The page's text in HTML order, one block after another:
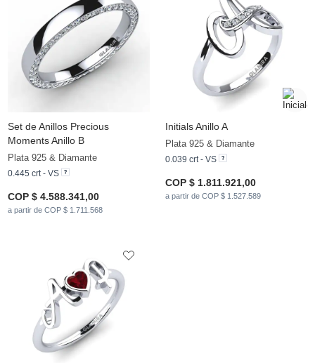
Set de Anillos Precious
Moments Anillo B
Plata 925 & Diamante
0.445 crt - VS
COP $ 4.588.341,00
a partir de COP $ 1.711.568
Initials Anillo A
Plata 925 & Diamante
0.039 crt - VS
COP $ 1.811.921,00
a partir de COP $ 1.527.589